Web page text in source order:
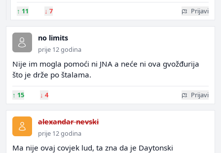
↑ 11 ↓ 7 Prijavi
no limits
prije 12 godina
Nije im mogla pomoći ni JNA a neće ni ova gvožđurija
što je drže po štalama.
↑ 15 ↓ 4 Prijavi
alexandar nevski
prije 12 godina
Ma nije ovaj covjek lud, ta zna da je Daytonski